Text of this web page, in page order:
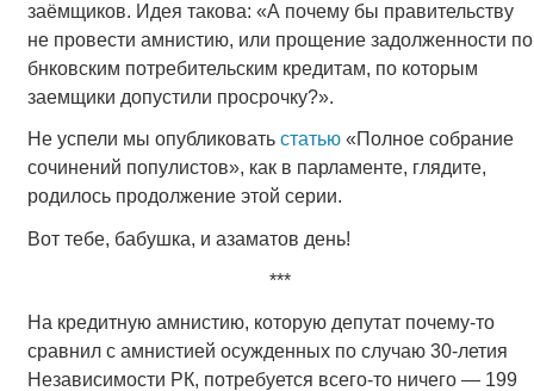
заёмщиков. Идея такова: «А почему бы правительству
не провести амнистию, или прощение задолженности по
бнковским потребительским кредитам, по которым
заемщики допустили просрочку?».
Не успели мы опубликовать статью«Полное собрание
сочинений популистов», как в парламенте, глядите,
родилось продолжение этой серии.
Вот тебе, бабушка, и азаматов день!
***
На кредитную амнистию, которую депутат почему-то
сравнил с амнистией осужденных по случаю 30-летия
Независимости РК, потребуется всего-то ничего — 199